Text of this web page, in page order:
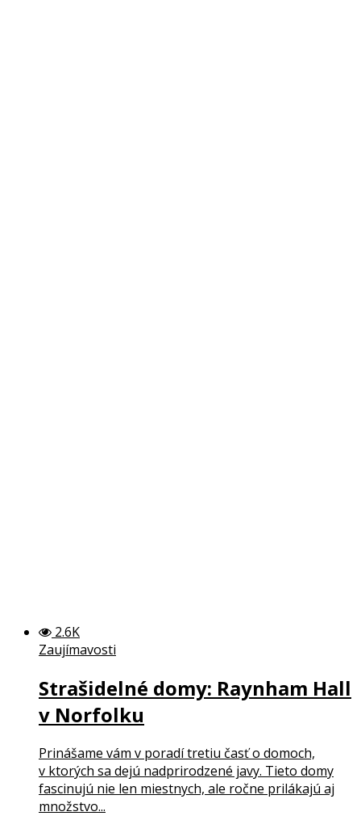
2.6K
Zaujímavosti
Strašidelné domy: Raynham Hall
v Norfolku
Prinášame vám v poradí tretiu časť o domoch,
v ktorých sa dejú nadprirodzené javy. Tieto domy
fascinujú nie len miestnych, ale ročne prilákajú aj
množstvo...